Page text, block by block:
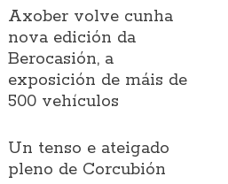
Axober volve cunha
nova edición da
Berocasión, a
exposición de máis de
500 vehículos
Un tenso e ateigado
pleno de Corcubión